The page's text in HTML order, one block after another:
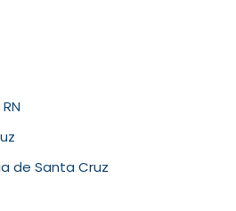
de Santa Cruz